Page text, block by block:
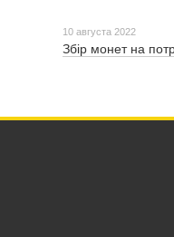
10 августа 2022
Збір монет на